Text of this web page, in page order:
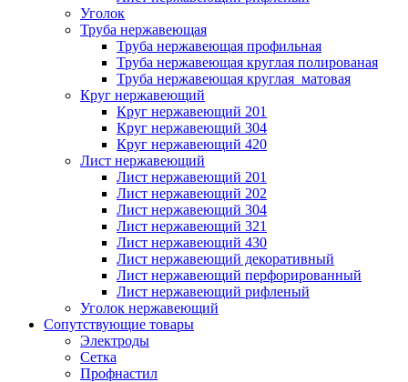
Уголок
Труба нержавеющая
Труба нержавеющая профильная
Труба нержавеющая круглая полированая
Труба нержавеющая круглая матовая
Круг нержавеющий
Круг нержавеющий 201
Круг нержавеющий 304
Круг нержавеющий 420
Лист нержавеющий
Лист нержавеющий 201
Лист нержавеющий 202
Лист нержавеющий 304
Лист нержавеющий 321
Лист нержавеющий 430
Лист нержавеющий декоративный
Лист нержавеющий перфорированный
Лист нержавеющий рифленый
Уголок нержавеющий
Cопутствующие товары
Электроды
Сетка
Профнастил